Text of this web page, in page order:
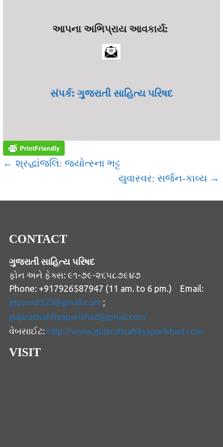
આપના અભિપ્રાય આવકાર્ય:
સંપર્ક: ગુજરાતી સાહિત્ય પરિષદ
POST
← શ્રદ્ધાંજલિ: જ્યોત્સ્ના ભટ્ટ
યુવાસ્વર: સર્જન-કાવ્ય →
CONTACT
ગુજરાતી સાહિત્ય પરિષદ
ફોન અને ફેક્સ: ૯૧-૭૯-૨૬૫૮૭૯૪૭
Phone: +917926587947 (11 am. to 6 pm.) Email:
gspamd123@gmail.com ;
gujaratisahityaparishad@gmail.com
વેબસાઈટ: http://www.gujaratisahityaparishad.com
VISIT